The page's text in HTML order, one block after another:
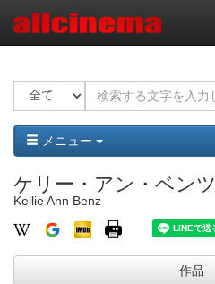
メニュー
ケリー・アン・ベンツ
Kellie Ann Benz
作品